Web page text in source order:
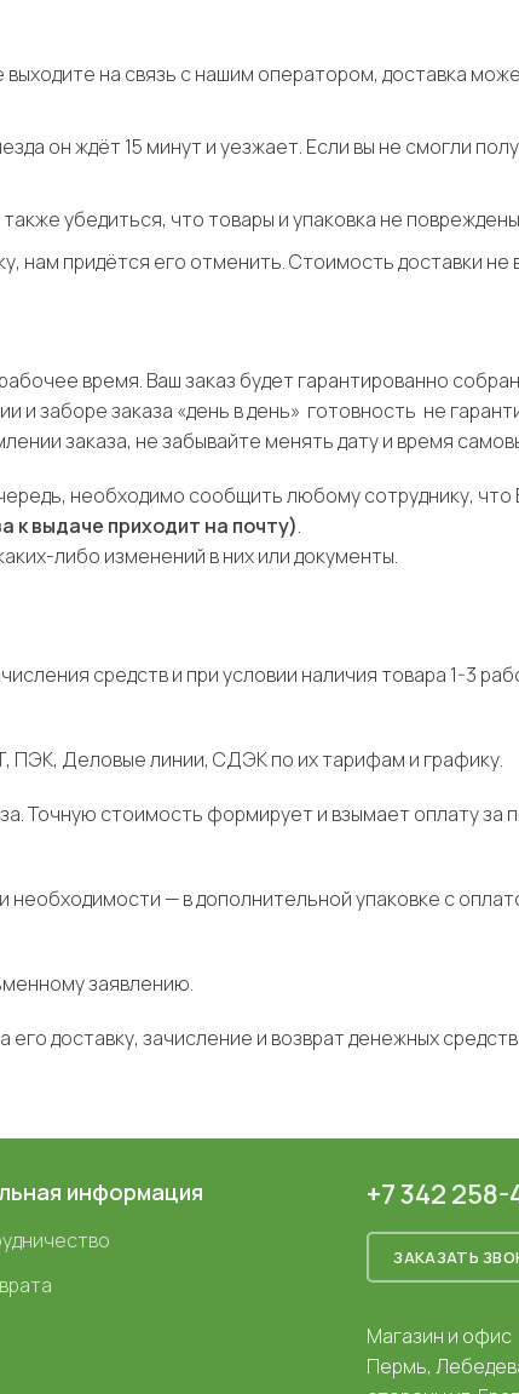
на связь с нашим оператором, доставка
он ждёт 15 минут и уезжает. Если вы не смогли
убедиться, что товары и упаковка не
нам придётся его отменить. Стоимость доставки не
время. Ваш заказ будет гарантированно
заборе заказа «день в день» готовность не
заказа, не забывайте менять дату и время
необходимо сообщить любому сотруднику, что
к выдаче приходит на почту).
либо изменений в них или документы.
средств и при условии наличия товара 1-3
Деловые линии, СДЭК по их тарифам и графику.
Точную стоимость формирует и взымает оплату за
— в дополнительной упаковке с
заявлению.
доставку, зачисление и возврат денежных средств.
информация +7 342
ЗАКАЗАТЬ
Магазин и офис
Пермь,